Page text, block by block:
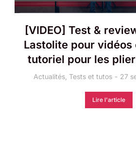
[VIDEO] Test &
Lastolite pour vidéos
tutoriel pour les
Actualités Tests et tutos 27
Lire l'article